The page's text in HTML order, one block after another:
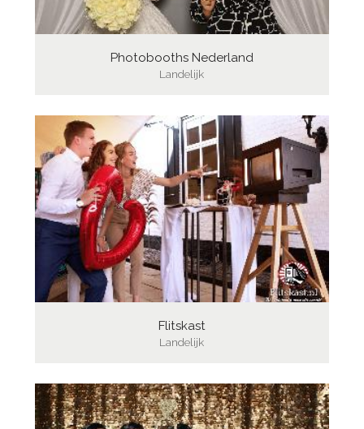
Photobooths Nederland
Landelijk
Flitskast
Landelijk